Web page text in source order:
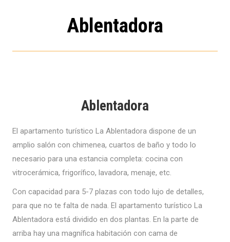
Ablentadora
Ablentadora
El apartamento turístico La Ablentadora dispone de un
amplio salón con chimenea, cuartos de baño y todo lo
necesario para una estancia completa: cocina con
vitrocerámica, frigorífico, lavadora, menaje, etc.
Con capacidad para 5-7 plazas con todo lujo de detalles,
para que no te falta de nada. El apartamento turístico La
Ablentadora está dividido en dos plantas. En la parte de
arriba hay una magnífica habitación con cama de